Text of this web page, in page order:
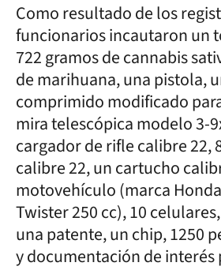
Como resultado de los
funcionarios incautaron un
722 gramos de cannabis
de marihuana, una pistola,
comprimido modificado
mira telescópica modelo 3-
cargador de rifle calibre 22,
calibre 22, un cartucho
motovehículo (marca
Twister 250 cc), 10
una patente, un chip, 1250
y documentación de interés